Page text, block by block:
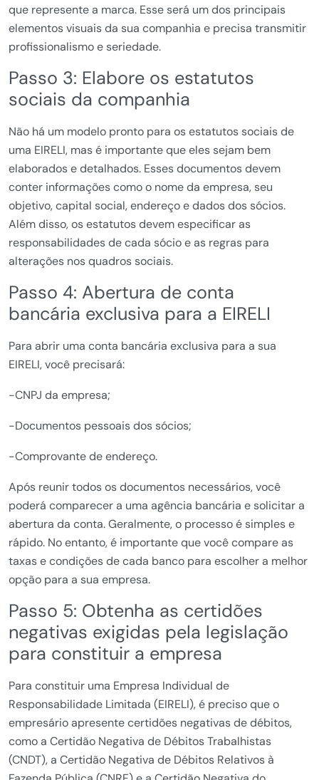
que represente a marca. Esse será um dos principais
elementos visuais da sua companhia e precisa transmitir
profissionalismo e seriedade.
Passo 3: Elabore os estatutos
sociais da companhia
Não há um modelo pronto para os estatutos sociais de
uma EIRELI, mas é importante que eles sejam bem
elaborados e detalhados. Esses documentos devem
conter informações como o nome da empresa, seu
objetivo, capital social, endereço e dados dos sócios.
Além disso, os estatutos devem especificar as
responsabilidades de cada sócio e as regras para
alterações nos quadros sociais.
Passo 4: Abertura de conta
bancária exclusiva para a EIRELI
Para abrir uma conta bancária exclusiva para a sua
EIRELI, você precisará:
-CNPJ da empresa;
-Documentos pessoais dos sócios;
-Comprovante de endereço.
Após reunir todos os documentos necessários, você
poderá comparecer a uma agência bancária e solicitar a
abertura da conta. Geralmente, o processo é simples e
rápido. No entanto, é importante que você compare as
taxas e condições de cada banco para escolher a melhor
opção para a sua empresa.
Passo 5: Obtenha as certidões
negativas exigidas pela legislação
para constituir a empresa
Para constituir uma Empresa Individual de
Responsabilidade Limitada (EIRELI), é preciso que o
empresário apresente certidões negativas de débitos,
como a Certidão Negativa de Débitos Trabalhistas
(CNDT), a Certidão Negativa de Débitos Relativos à